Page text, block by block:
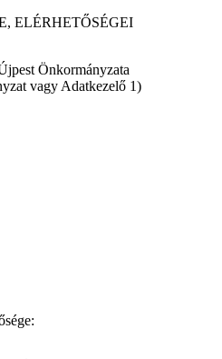
Önkormányzata
vagy Adatkezelő 1)